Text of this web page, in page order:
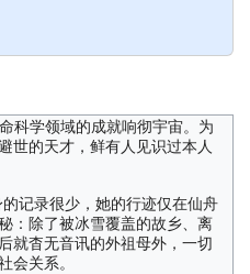
科学领域的成就响彻宇宙。为
世的天才，鲜有人见识过本人
记录很少，她的行迹仅在仙舟
：除了被冰雪覆盖的故乡、离
就杳无音讯的外祖母外，一切
会关系。